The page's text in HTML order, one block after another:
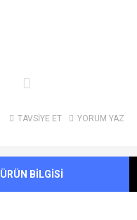
TAVSİYE ET YORUM YAZ
ÜRÜN BİLGİSİ